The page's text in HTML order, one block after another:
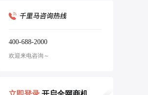
400-688-2000
欢迎来电咨询～